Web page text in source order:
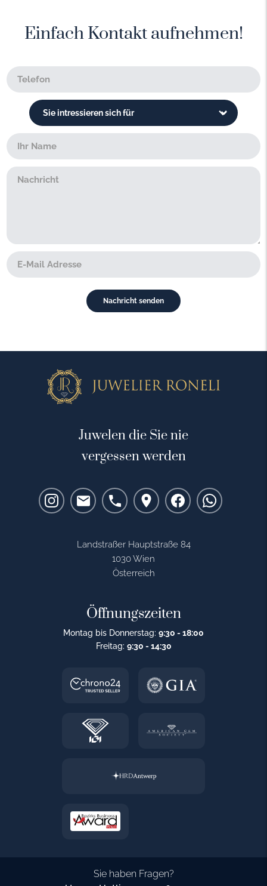
Einfach Kontakt aufnehmen!
Juwelen die Sie nie
vergessen werden
Landstraßer Hauptstraße 84
1030 Wien
Österreich
Öffnungszeiten
Montag bis Donnerstag: 9:30 - 18:00
Freitag: 9:30 - 14:30
Sie haben Fragen?